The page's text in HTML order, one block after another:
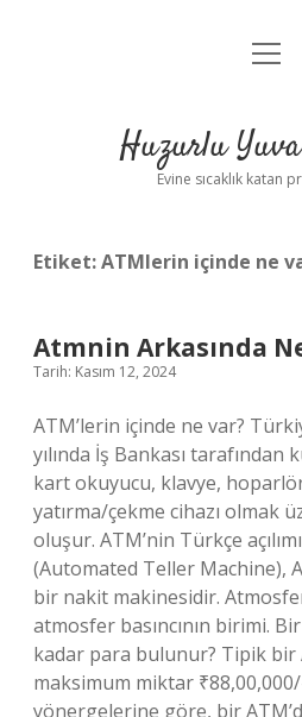
Anasayfa
Yasal
Huzurlu
Evine sıcaklık katan
Etiket:ATMlerin içinde ne
Atmnin Arkasında
Tarih: Kasım 12, 2024
ATM’lerin içinde ne var?
yılında İş Bankası tarafından
kart okuyucu, klavye,
yatırma/çekme cihazı olmak
oluşur. ATM’nin Türkçe
(Automated Teller Machine),
bir nakit makinesidir.
atmosfer basıncının birimi.
kadar para bulunur? Tipik bir
maksimum miktar
yönergelerine göre, bir